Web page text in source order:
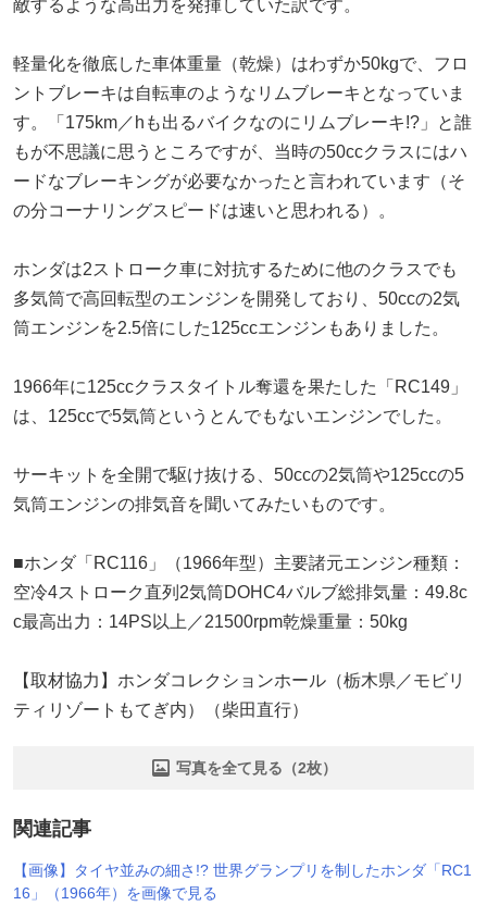
敵するような高出力を発揮していた訳です。
軽量化を徹底した車体重量（乾燥）はわずか50kgで、フロ
ントブレーキは自転車のようなリムブレーキとなっていま
す。「175km／hも出るバイクなのにリムブレーキ!?」と誰
もが不思議に思うところですが、当時の50ccクラスにはハ
ードなブレーキングが必要なかったと言われています（そ
の分コーナリングスピードは速いと思われる）。
ホンダは2ストローク車に対抗するために他のクラスでも
多気筒で高回転型のエンジンを開発しており、50ccの2気
筒エンジンを2.5倍にした125ccエンジンもありました。
1966年に125ccクラスタイトル奪還を果たした「RC149」
は、125ccで5気筒というとんでもないエンジンでした。
サーキットを全開で駆け抜ける、50ccの2気筒や125ccの5
気筒エンジンの排気音を聞いてみたいものです。
■ホンダ「RC116」（1966年型）主要諸元エンジン種類：
空冷4ストローク直列2気筒DOHC4バルブ総排気量：49.8c
c最高出力：14PS以上／21500rpm乾燥重量：50kg
【取材協力】ホンダコレクションホール（栃木県／モビリ
ティリゾートもてぎ内）（柴田直行）
写真を全て見る（2枚）
関連記事
【画像】タイヤ並みの細さ!? 世界グランプリを制したホンダ「RC1
16」（1966年）を画像で見る